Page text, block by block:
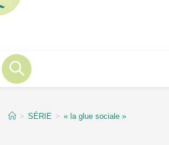
> SÉRIE > « la glue sociale »